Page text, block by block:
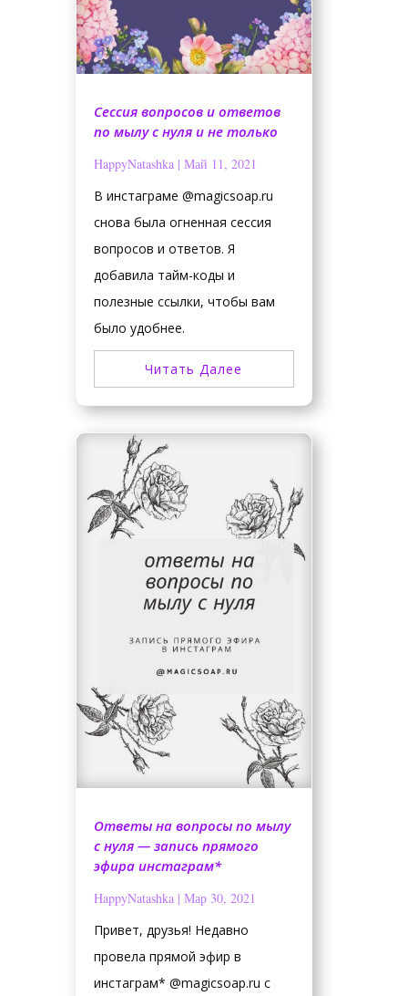
Сессия вопросов и ответов
по мылу с нуля и не только
HappyNatashka| Май 11, 2021
В инстаграме @magicsoap.ru
снова была огненная сессия
вопросов и ответов. Я
добавила тайм-коды и
полезные ссылки, чтобы вам
было удобнее.
Читать Далее
Ответы на вопросы по мылу
с нуля — запись прямого
эфира инстаграм*
HappyNatashka| Мар 30, 2021
Привет, друзья! Недавно
провела прямой эфир в
инстаграм* @magicsoap.ru с